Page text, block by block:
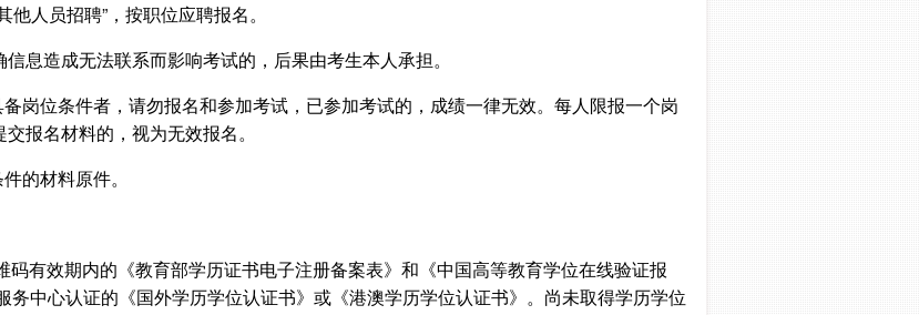
人员招聘”，按职位应聘报名。
息造成无法联系而影响考试的，后果由考生本人承担。
岗位条件者，请勿报名和参加考试，已参加考试的，成绩一律无效。每人限报一个岗
报名材料的，视为无效报名。
的材料原件。
码有效期内的《教育部学历证书电子注册备案表》和《中国高等教育学位在线验证报
中心认证的《国外学历学位认证书》或《港澳学历学位认证书》。尚未取得学历学位